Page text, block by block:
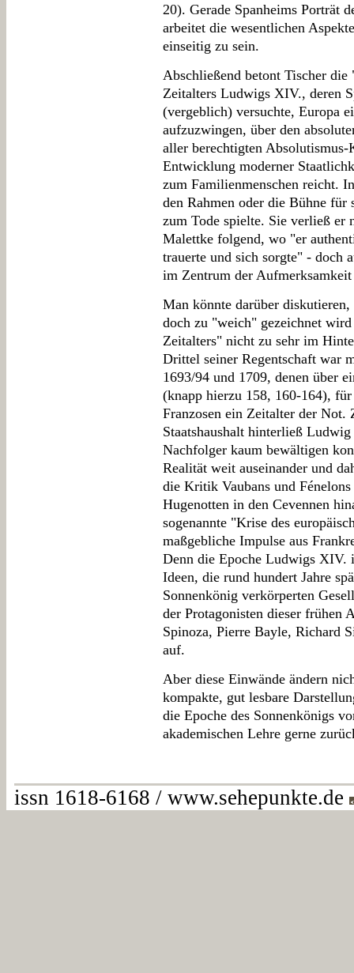
20). Gerade Spanheims Porträt
arbeitet die wesentlichen
einseitig zu sein.
Abschließend betont Tischer die
Zeitalters Ludwigs XIV., deren
(vergeblich) versuchte, Europa
aufzuzwingen, über den
aller berechtigten
Entwicklung moderner
zum Familienmenschen reicht.
den Rahmen oder die Bühne
zum Tode spielte. Sie verließ
Malettke folgend, wo "er
trauerte und sich sorgte" - doch
im Zentrum der
Man könnte darüber
doch zu "weich" gezeichnet
Zeitalters" nicht zu sehr im
Drittel seiner Regentschaft war
1693/94 und 1709, denen über
(knapp hierzu 158, 160-164),
Franzosen ein Zeitalter der Not.
Staatshaushalt hinterließ
Nachfolger kaum bewältigen
Realität weit auseinander und
die Kritik Vaubans und
Hugenotten in den Cevennen
sogenannte "Krise des
maßgebliche Impulse aus
Denn die Epoche Ludwigs XIV.
Ideen, die rund hundert Jahre
Sonnenkönig verkörperten
der Protagonisten dieser frühen
Spinoza, Pierre Bayle, Richard
auf.
Aber diese Einwände ändern
kompakte, gut lesbare
die Epoche des Sonnenkönigs
akademischen Lehre gerne
issn 1618-6168 / www.sehepunkte.de